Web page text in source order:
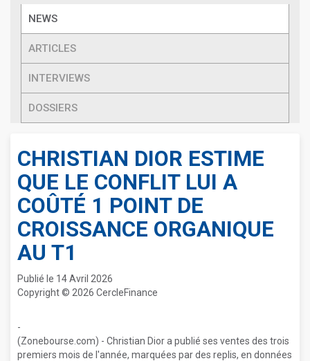
NEWS
ARTICLES
INTERVIEWS
DOSSIERS
CHRISTIAN DIOR ESTIME
QUE LE CONFLIT LUI A
COÛTÉ 1 POINT DE
CROISSANCE ORGANIQUE
AU T1
Publié le 14 Avril 2026
Copyright © 2026 CercleFinance
-
(Zonebourse.com) - Christian Dior a publié ses ventes des trois
premiers mois de l'année, marquées par des replis, en données